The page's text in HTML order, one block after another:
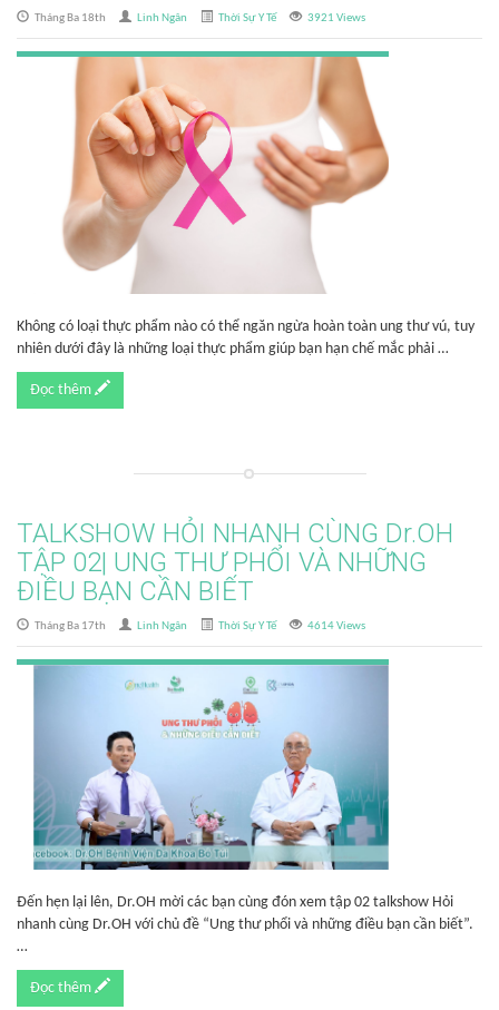
Tháng Ba 18th Linh Ngân Thời Sự Y Tế 3921 Views
Không có loại thực phẩm nào có thể ngăn ngừa hoàn toàn ung thư vú, tuy
nhiên dưới đây là những loại thực phẩm giúp bạn hạn chế mắc phải …
Đọc thêm
TALKSHOW HỎI NHANH CÙNG Dr.OH
TẬP 02| UNG THƯ PHỔI VÀ NHỮNG
ĐIỀU BẠN CẦN BIẾT
Tháng Ba 17th Linh Ngân Thời Sự Y Tế 4614 Views
Đến hẹn lại lên, Dr.OH mời các bạn cùng đón xem tập 02 talkshow Hỏi
nhanh cùng Dr.OH với chủ đề “Ung thư phổi và những điều bạn cần biết”.
…
Đọc thêm